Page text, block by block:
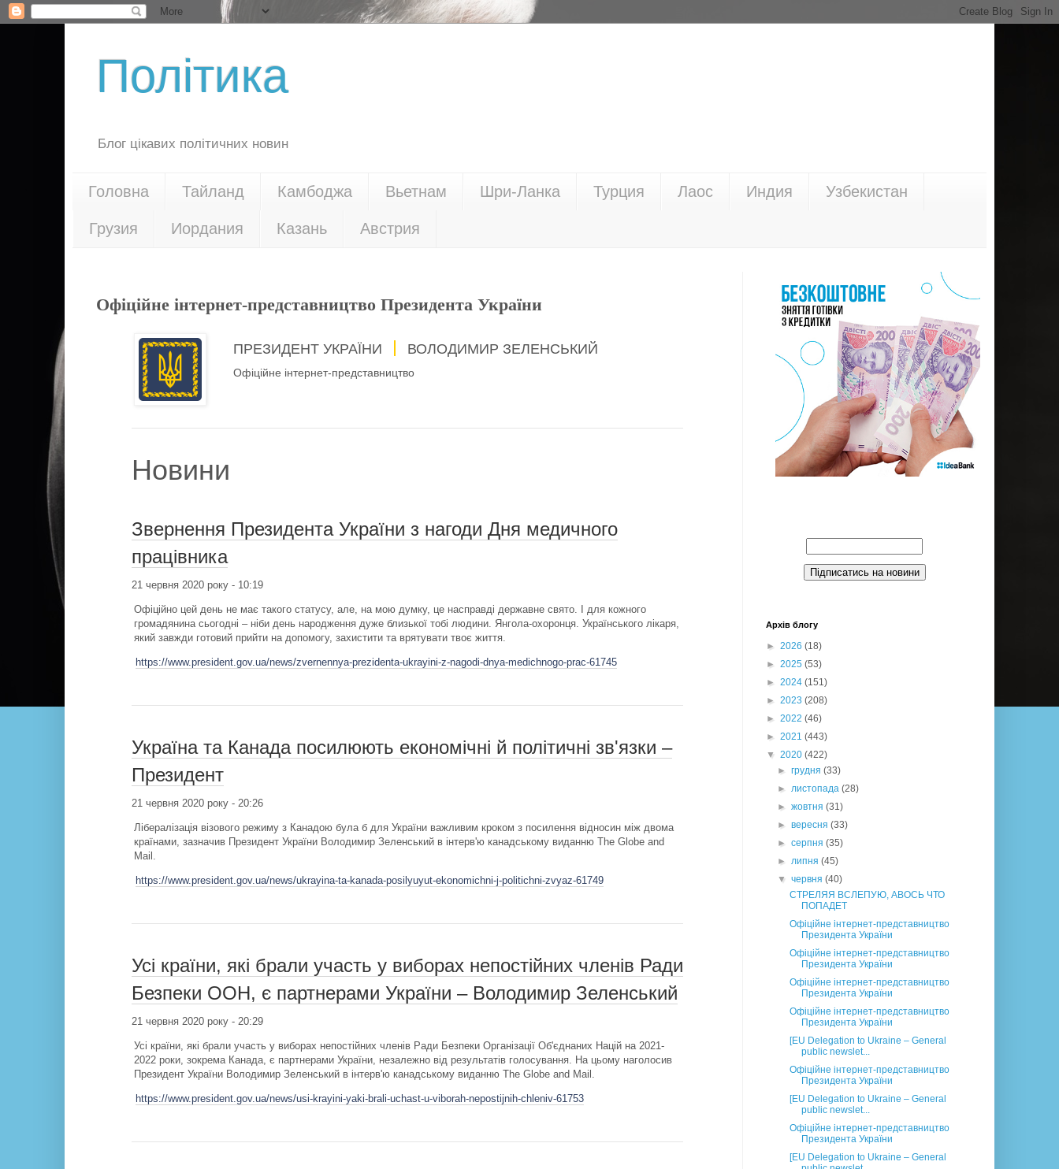
Політика
Блог цікавих політичних новин
Головна Тайланд Камбоджа Вьетнам Шри-Ланка Турция Лаос Индия Узбекистан
Грузия Иордания Казань Австрия
Офіційне інтернет-представництво Президента України
ПРЕЗИДЕНТ УКРАЇНИ ВОЛОДИМИР ЗЕЛЕНСЬКИЙ
Офіційне інтернет-представництво
Новини
Звернення Президента України з нагоди Дня медичного
працівника
21 червня 2020 року - 10:19
Офіційно цей день не має такого статусу, але, на мою думку, це насправді державне свято. І для кожного
громадянина сьогодні – ніби день народження дуже близької тобі людини. Янгола-охоронця. Українського лікаря,
який завжди готовий прийти на допомогу, захистити та врятувати твоє життя.
https://www.president.gov.ua/news/zvernennya-prezidenta-ukrayini-z-nagodi-dnya-medichnogo-prac-61745
Україна та Канада посилюють економічні й політичні зв'язки –
Президент
21 червня 2020 року - 20:26
Лібералізація візового режиму з Канадою була б для України важливим кроком з посилення відносин між двома
країнами, зазначив Президент України Володимир Зеленський в інтерв'ю канадському виданню The Globe and
Mail.
https://www.president.gov.ua/news/ukrayina-ta-kanada-posilyuyut-ekonomichni-j-politichni-zvyaz-61749
Усі країни, які брали участь у виборах непостійних членів Ради
Безпеки ООН, є партнерами України – Володимир Зеленський
21 червня 2020 року - 20:29
Усі країни, які брали участь у виборах непостійних членів Ради Безпеки Організації Об'єднаних Націй на 2021-
2022 роки, зокрема Канада, є партнерами України, незалежно від результатів голосування. На цьому наголосив
Президент України Володимир Зеленський в інтерв'ю канадському виданню The Globe and Mail.
https://www.president.gov.ua/news/usi-krayini-yaki-brali-uchast-u-viborah-nepostijnih-chleniv-61753
Архів блогу
► 2026 (18)
► 2025 (53)
► 2024 (151)
► 2023 (208)
► 2022 (46)
► 2021 (443)
▼ 2020 (422)
►грудня(33)
►листопада(28)
►жовтня(31)
►вересня(33)
►серпня(35)
►липня(45)
▼червня(40)
СТРЕЛЯЯ ВСЛЕПУЮ, АВОСЬ ЧТО
ПОПАДЕТ
Офіційне інтернет-представництво
Президента України
Офіційне інтернет-представництво
Президента України
Офіційне інтернет-представництво
Президента України
Офіційне інтернет-представництво
Президента України
[EU Delegation to Ukraine – General
public newslet...
Офіційне інтернет-представництво
Президента України
[EU Delegation to Ukraine – General
public newslet...
Офіційне інтернет-представництво
Президента України
[EU Delegation to Ukraine – General